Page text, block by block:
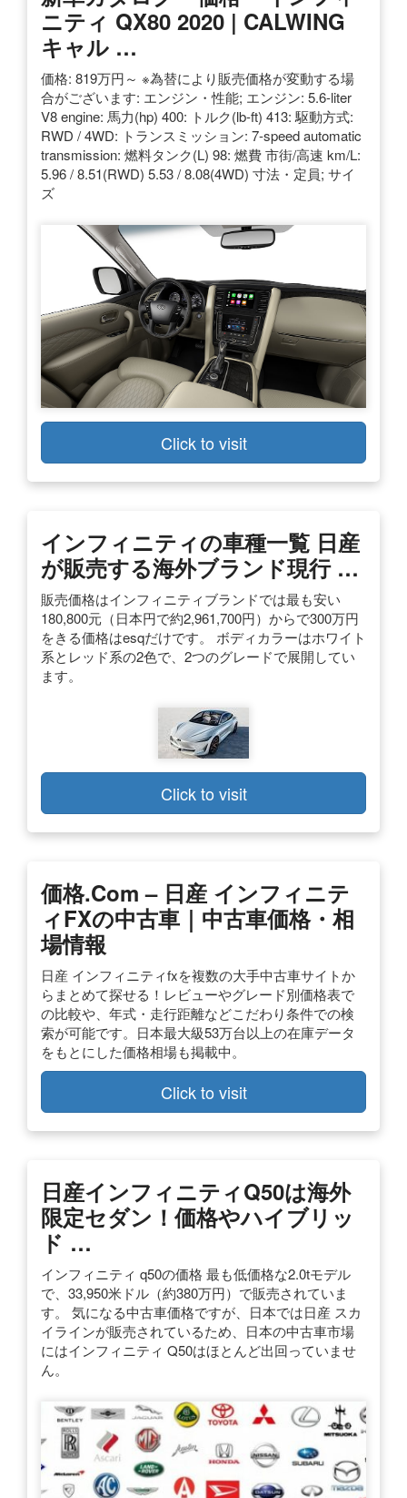
ニティ QX80 2020 | CALWING
キャル …
価格: 819万円～ ※為替により販売価格が変動する場
合がございます: エンジン・性能; エンジン: 5.6-liter
V8 engine: 馬力(hp) 400: トルク(lb-ft) 413: 駆動方式:
RWD / 4WD: トランスミッション: 7-speed automatic
transmission: 燃料タンク(L) 98: 燃費 市街/高速 km/L:
5.96 / 8.51(RWD) 5.53 / 8.08(4WD) 寸法・定員; サイ
ズ
Click to visit
インフィニティの車種一覧 日産
が販売する海外ブランド現行 …
販売価格はインフィニティブランドでは最も安い
180,800元（日本円で約2,961,700円）からで300万円
をきる価格はesqだけです。 ボディカラーはホワイト
系とレッド系の2色で、2つのグレードで展開してい
ます。
Click to visit
価格.com – 日産 インフィニテ
ィFXの中古車｜中古車価格・相
場情報
日産 インフィニティfxを複数の大手中古車サイトか
らまとめて探せる！レビューやグレード別価格表で
の比較や、年式・走行距離などこだわり条件での検
索が可能です。日本最大級53万台以上の在庫データ
をもとにした価格相場も掲載中。
Click to visit
日産インフィニティQ50は海外
限定セダン！価格やハイブリッ
ド …
インフィニティ q50の価格 最も低価格な2.0tモデル
で、33,950米ドル（約380万円）で販売されていま
す。 気になる中古車価格ですが、日本では日産 スカ
イラインが販売されているため、日本の中古車市場
にはインフィニティ Q50はほとんど出回っていませ
ん。